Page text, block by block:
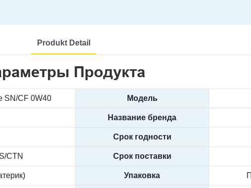
Produkt Detail
Продукта
SN/CF 0W40 Модель
Название бренда
Срок годности
CTN Срок поставки
Упаковка